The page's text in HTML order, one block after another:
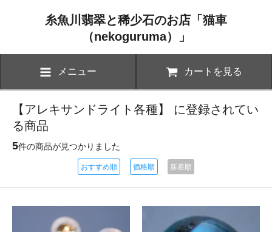
糸魚川翡翠と稀少石のお店「猫車
（nekoguruma）」
メニュー カートを見る
【アレキサンドライト各種】 に登録されてい
る商品
5件の商品が見つかりました
おすすめ順 価格順 新着順